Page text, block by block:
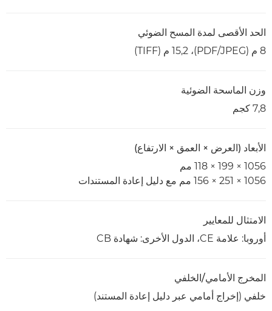
الحد الأقصى لمدة المسح الضوئي
8 م (JPEG/‏PDF)،‏ 15,2 م (TIFF)
وزن الماسحة الضوئية
7,8 كجم
الأبعاد (العرض × العمق × الارتفاع)
1056 × 199 × 118 مم
1056 × 251 × 156 مم مع دليل إعادة المستندات
الامتثال للمعايير
أوروبا: علامة CE، الدول الأخرى: شهادة CB
المخرج الأمامي/الخلفي
خلفي (إخراج أمامي عبر دليل إعادة المستند)